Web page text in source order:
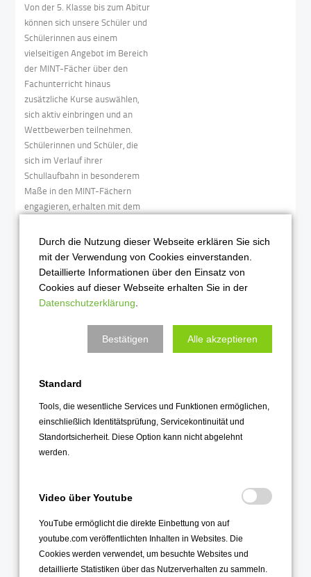
Von der 5. Klasse bis zum Abitur
können sich unsere Schüler und
Schülerinnen aus einem
vielseitigen Angebot im Bereich
der MINT-Fächer über den
Fachunterricht hinaus
zusätzliche Kurse auswählen,
sich aktiv einbringen und an
Wettbewerben teilnehmen.
Schülerinnen und Schüler, die
sich im Verlauf ihrer
Schullaufbahn in besonderem
Maße in den MINT-Fächern
engagieren, erhalten mit dem
Die individuelle Betreuung von
besonders begabten
Schülerinnen und Schülern
ergänzt dieses Angebot.
Kontaktformular
Name*
Durch die Nutzung dieser Webseite erklären Sie sich
mit der Verwendung von Cookies einverstanden.
Detaillierte Informationen über den Einsatz von
Cookies auf dieser Webseite erhalten Sie in der
Datenschutzerklärung
Bestätigen Alle akzeptieren
Standard
Tools, die wesentliche Services und Funktionen ermöglichen,
einschließlich Identitätsprüfung, Servicekontinuität und
Standortsicherheit. Diese Option kann nicht abgelehnt
werden.
Video über Youtube
YouTube ermöglicht die direkte Einbettung von auf
youtube.com veröffentlichten Inhalten in Websites. Die
Cookies werden verwendet, um besuchte Websites und
detaillierte Statistiken über das Nutzerverhalten zu sammeln.